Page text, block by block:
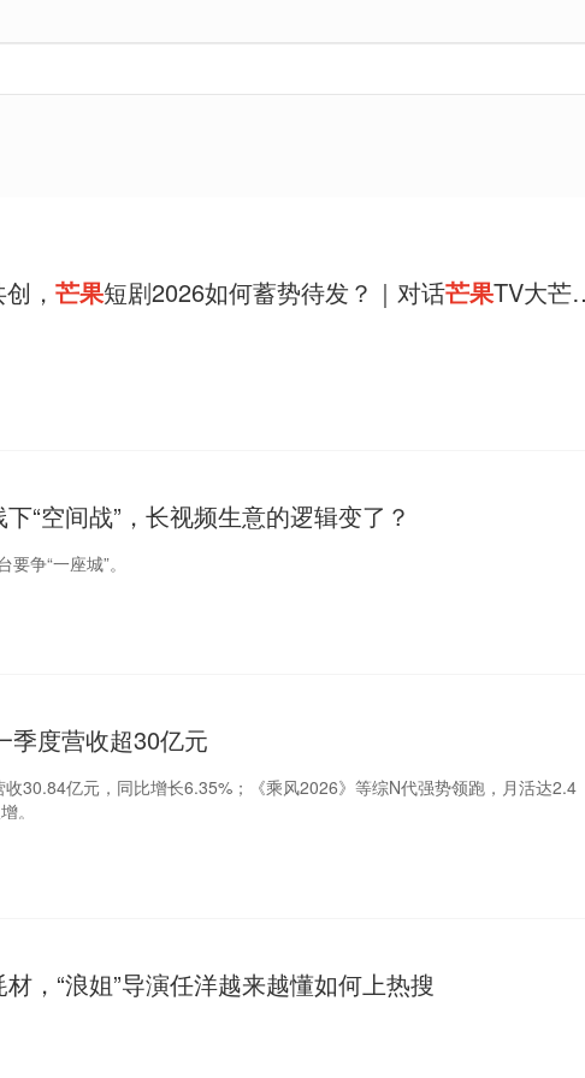
， 芒果短剧2026如何蓄势待发？｜对话芒果TV大芒
“空间战”，长视频生意的逻辑变了？
争“一座城”。
季度营收超30亿元
30.84亿元，同比增长6.35%；《乘风2026》等综N代强势领跑，月活达2.4
。
，“浪姐”导演任洋越来越懂如何上热搜